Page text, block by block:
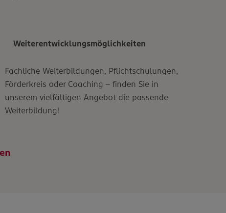
Weiterentwicklungsmöglichkeiten
Fachliche Weiterbildungen, Pflichtschulungen,
Förderkreis oder Coaching – finden Sie in
unserem vielfältigen Angebot die passende
Weiterbildung!